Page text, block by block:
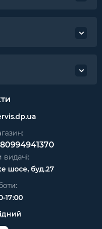
шосе, буд.27
17:00